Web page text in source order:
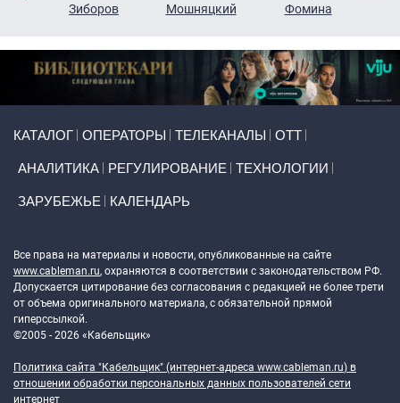
Зиборов
Мошняцкий
Фомина
КАТАЛОГ ОПЕРАТОРЫ ТЕЛЕКАНАЛЫ ОТТ
АНАЛИТИКА РЕГУЛИРОВАНИЕ ТЕХНОЛОГИИ
ЗАРУБЕЖЬЕ КАЛЕНДАРЬ
Все права на материалы и новости, опубликованные на сайте
www.cableman.ru, охраняются в соответствии с законодательством РФ.
Допускается цитирование без согласования с редакцией не более трети
от объема оригинального материала, с обязательной прямой
гиперссылкой.
©2005 - 2026 «Кабельщик»
Политика сайта "Кабельщик" (интернет-адреса www.cableman.ru) в
отношении обработки персональных данных пользователей сети
интернет